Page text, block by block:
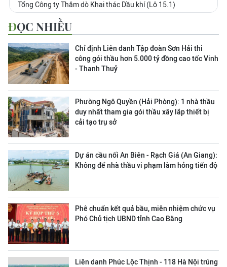
Tổng Công ty Thăm dò Khai thác Dầu khí (Lô 15.1)
ĐỌC NHIỀU
Chỉ định Liên danh Tập đoàn Sơn Hải thi
công gói thầu hơn 5.000 tỷ đồng cao tốc Vinh
- Thanh Thuỷ
Phường Ngô Quyền (Hải Phòng): 1 nhà thầu
duy nhất tham gia gói thầu xây lắp thiết bị
cải tạo trụ sở
Dự án cầu nối An Biên - Rạch Giá (An Giang):
Không để nhà thầu vi phạm làm hỏng tiến độ
Phê chuẩn kết quả bầu, miễn nhiệm chức vụ
Phó Chủ tịch UBND tỉnh Cao Bằng
Liên danh Phúc Lộc Thịnh - 118 Hà Nội trúng